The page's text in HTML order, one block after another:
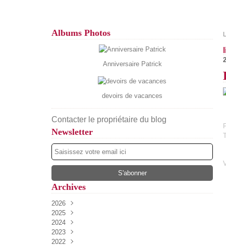
Albums Photos
Anniversaire Patrick
devoirs de vacances
Contacter le propriétaire du blog
Newsletter
Archives
2026
Août
Juillet
Juin
Mai(13)
2025
Décembre
Novembre
Octobre
2024
Décembre
Novembre
2023
Décembre
2022